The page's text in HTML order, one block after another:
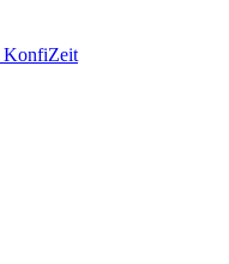
KonfiZeit